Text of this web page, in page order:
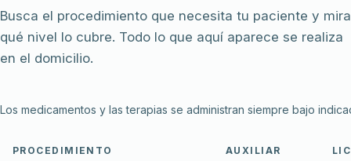
Busca el procedimiento que necesita tu paciente y mira
qué nivel lo cubre. Todo lo que aquí aparece se realiza
en el domicilio.
Los medicamentos y las terapias se administran siempre bajo
PROCEDIMIENTO AUXILIAR